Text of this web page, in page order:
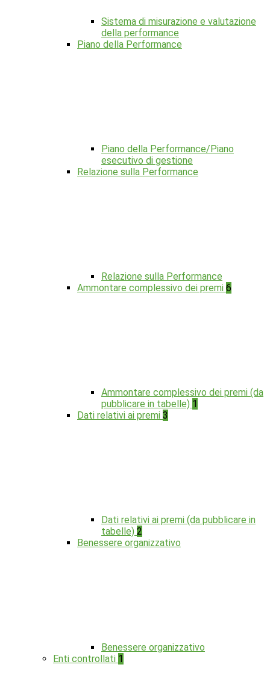
Sistema di misurazione e valutazione
della performance
Piano della Performance
Piano della Performance/Piano
esecutivo di gestione
Relazione sulla Performance
Relazione sulla Performance
Ammontare complessivo dei premi 6
Ammontare complessivo dei premi (da
pubblicare in tabelle) 1
Dati relativi ai premi 3
Dati relativi ai premi (da pubblicare in
tabelle) 2
Benessere organizzativo
Benessere organizzativo
Enti controllati 1